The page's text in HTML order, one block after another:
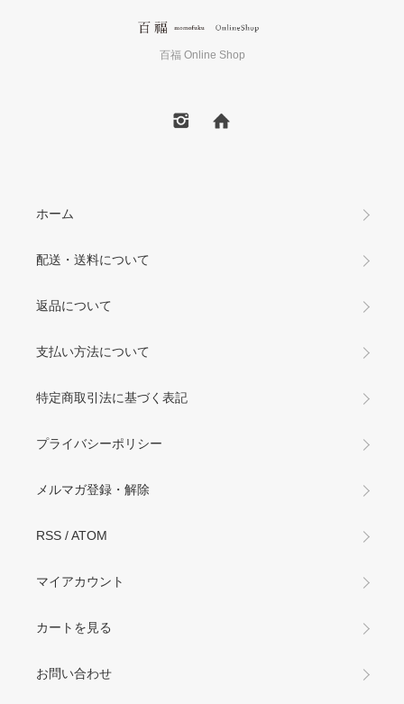
百福 Online Shop
ホーム
配送・送料について
返品について
支払い方法について
特定商取引法に基づく表記
プライバシーポリシー
メルマガ登録・解除
RSS /ATOM
マイアカウント
カートを見る
お問い合わせ